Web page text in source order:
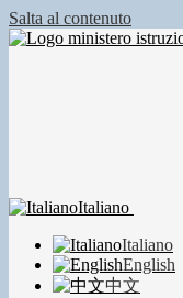
Salta al contenuto
Italiano
Italiano
English
中文